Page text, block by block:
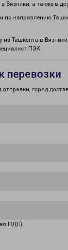
Вязники, а также в
по направлению
из Ташкента в
ПЭК.
перевозки
город
НДС)